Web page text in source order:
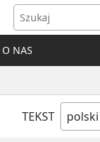
O NAS
TEKST